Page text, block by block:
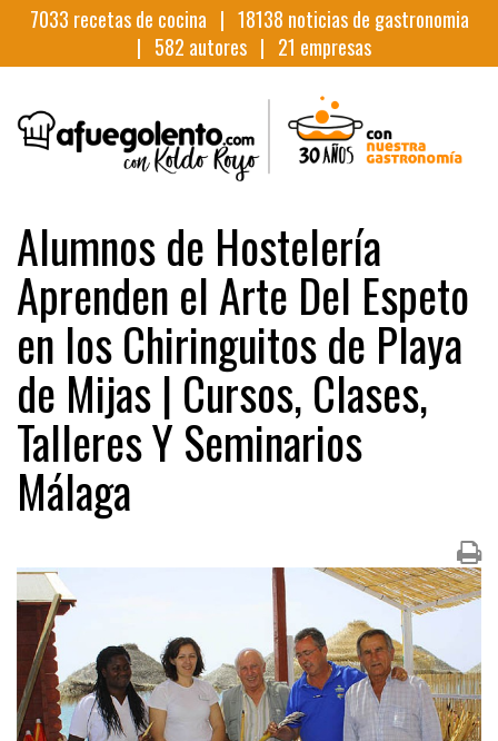
7033 recetas de cocina | 18138 noticias de gastronomia
| 582 autores | 21 empresas
Alumnos de Hostelería
Aprenden el Arte Del Espeto
en los Chiringuitos de Playa
de Mijas | Cursos, Clases,
Talleres Y Seminarios
Málaga